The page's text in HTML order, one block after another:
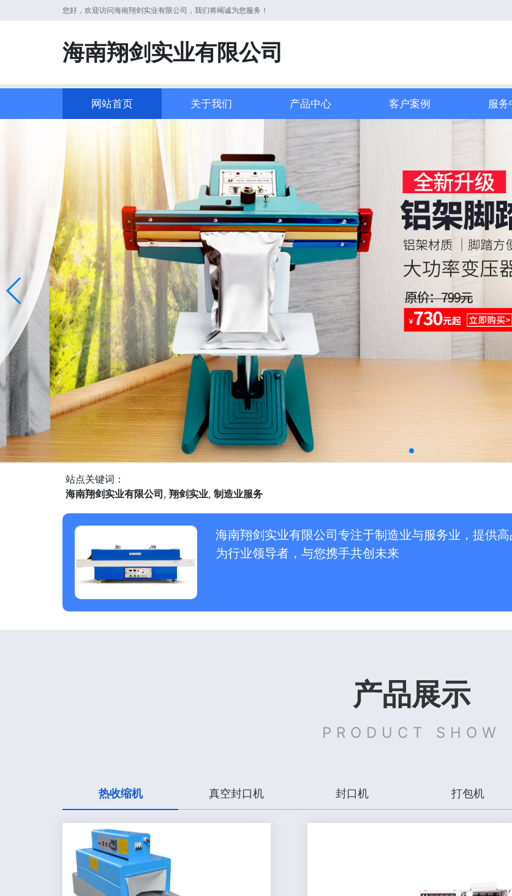
您好，欢迎访问海南翔剑实业有限公司，我们将竭诚为您服务！
海南翔剑实业有限公司
网站首页 关于我们 产品中心 客户案例 服务
站点关键词：
海南翔剑实业有限公司 , 翔剑实业, 制造业服务
海南翔剑实业有限公司专注于制造业与服务业，提供
为行业领导者，与您携手共创未来
产品展示
PRODUCT SHOW
热收缩机 真空封口机 封口机 打包机